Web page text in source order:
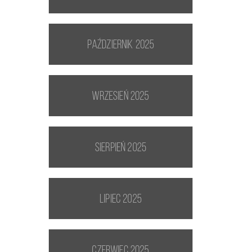
październik 2025
wrzesień 2025
sierpień 2025
lipiec 2025